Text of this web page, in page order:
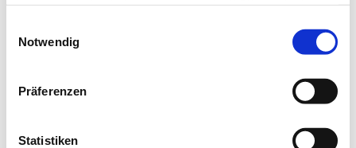
Notwendig
Präferenzen
Statistiken
loadingjobninja.com
for more